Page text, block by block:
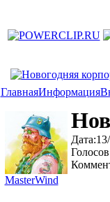
ГлавнаяИнформация
MasterWind